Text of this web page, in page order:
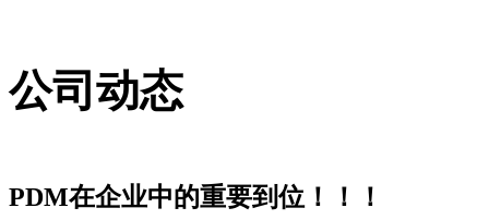
公司动态
PDM在企业中的重要到位！！！